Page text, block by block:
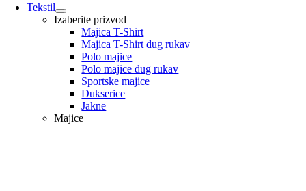
Tekstil
Izaberite prizvod
Majica T-Shirt
Majica T-Shirt dug rukav
Polo majice
Polo majice dug rukav
Sportske majice
Dukserice
Jakne
Majice